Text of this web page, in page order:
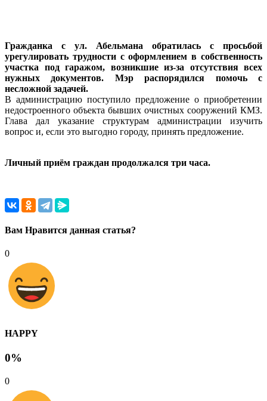
Гражданка с ул. Абельмана обратилась с просьбой
урегулировать трудности с оформлением в собственность
участка под гаражом, возникшие из-за отсутствия всех
нужных документов. Мэр распорядился помочь с
несложной задачей.
В администрацию поступило предложение о приобретении
недостроенного объекта бывших очистных сооружений КМЗ.
Глава дал указание структурам администрации изучить
вопрос и, если это выгодно городу, принять предложение.
Личный приём граждан продолжался три часа.
Вам Нравится данная статья?
0
HAPPY
0%
0